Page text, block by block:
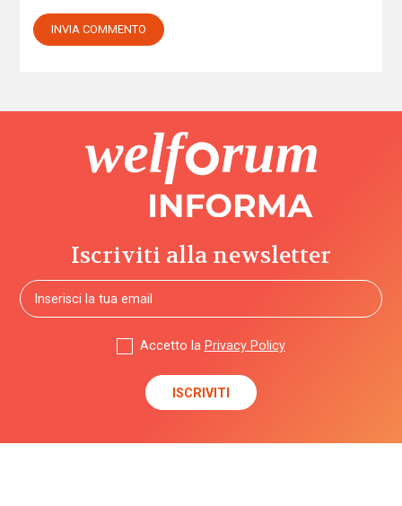
Iscriviti alla newsletter
Accetto la Privacy Policy